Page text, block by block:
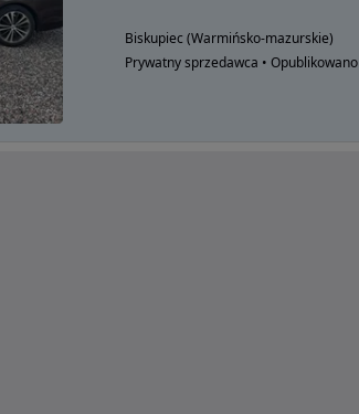
Biskupiec (Warmińsko-mazurskie)
Prywatny sprzedawca • Opublikowano